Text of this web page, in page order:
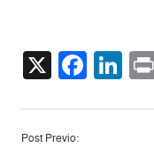
X
Post Previo: